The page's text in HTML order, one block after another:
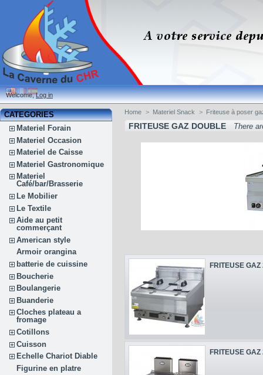
Welcome,Log in
CATEGORIES
Materiel Forain
Materiel Occasion
Materiel de Caisse
Materiel Gastronomique
Materiel
Café/bar/Brasserie
Le Mobilier
Le Textile
Aide au petit
commerçant
American style
Armoir orangina
batterie de cuissine
Boucherie
Boulangerie
Buanderie
Cloches plateau a
fromage
Cotillons
Cuisson
Echelle Chariot Diable
Figurine en platre
Home > Materiel Snack > Friteuse à poser
FRITEUSE GAZ DOUBLE There
FRITEUSE GAZ
FRITEUSE